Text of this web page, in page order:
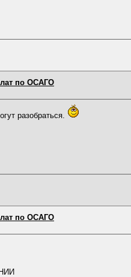
по ОСАГО
разобраться.
по ОСАГО